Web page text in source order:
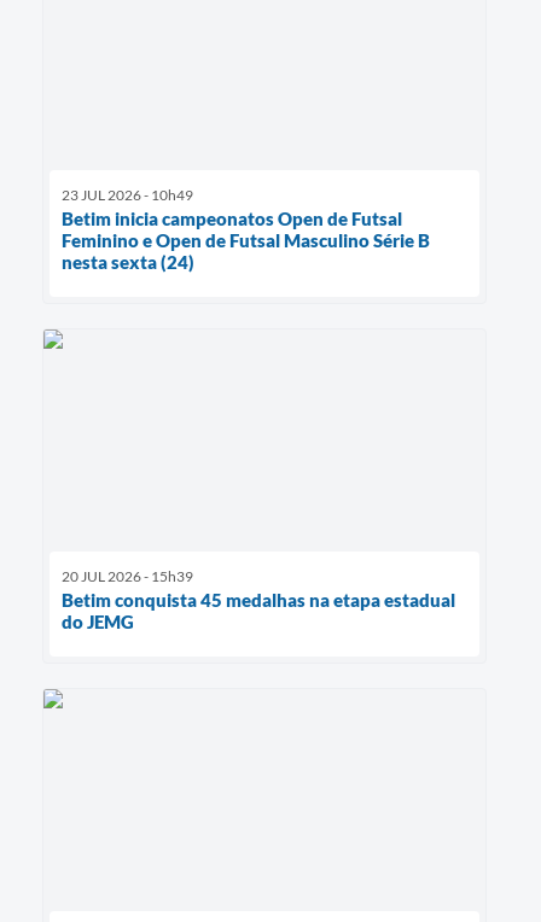
23 JUL 2026 - 10h49
Betim inicia campeonatos Open de Futsal
Feminino e Open de Futsal Masculino Série B
nesta sexta (24)
20 JUL 2026 - 15h39
Betim conquista 45 medalhas na etapa estadual
do JEMG